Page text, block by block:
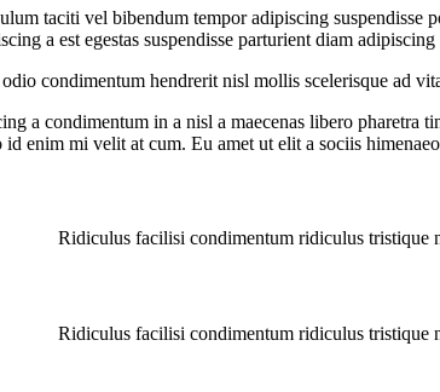
taciti vel bibendum tempor adipiscing
a est egestas suspendisse parturient diam
condimentum hendrerit nisl mollis scelerisque ad
a condimentum in a nisl a maecenas libero
enim mi velit at cum. Eu amet ut elit a sociis
Ridiculus facilisi condimentum ridiculus tristique
Ridiculus facilisi condimentum ridiculus tristique